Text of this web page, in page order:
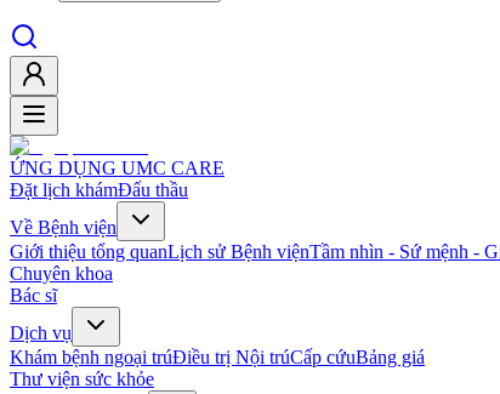
ỨNG DỤNG UMC CARE
Đặt lịch khámĐấu thầu
Về Bệnh viện
Giới thiệu tổng quanLịch sử Bệnh việnTầm nhìn - Sứ mệnh -
Chuyên khoa
Bác sĩ
Dịch vụ
Khám bệnh ngoại trúĐiều trị Nội trúCấp cứuBảng giá
Thư viện sức khỏe